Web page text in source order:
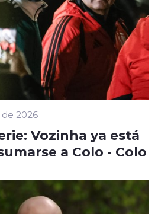
2026
Vozinha ya está
a Colo - Colo